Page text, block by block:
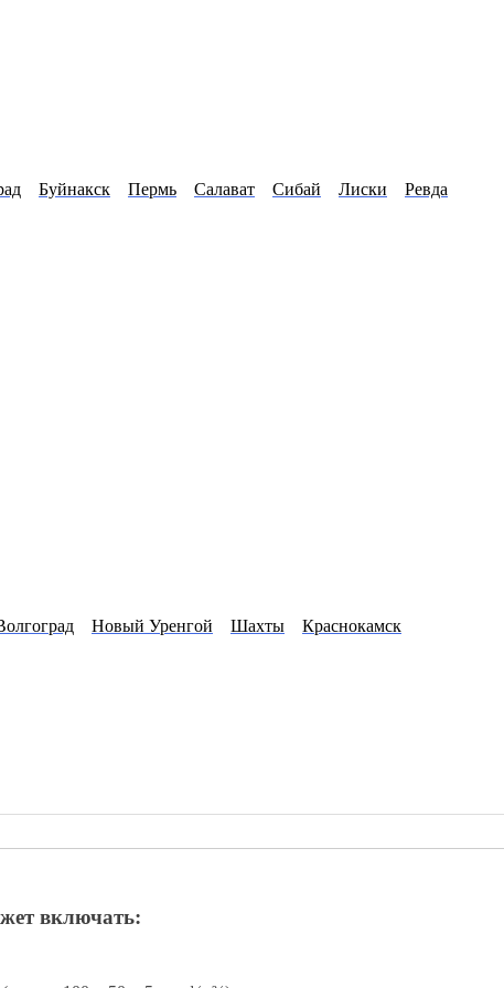
Буйнакск Пермь Салават Сибай Лиски
Ревда
Новый Уренгой Шахты
Краснокамск
включать: